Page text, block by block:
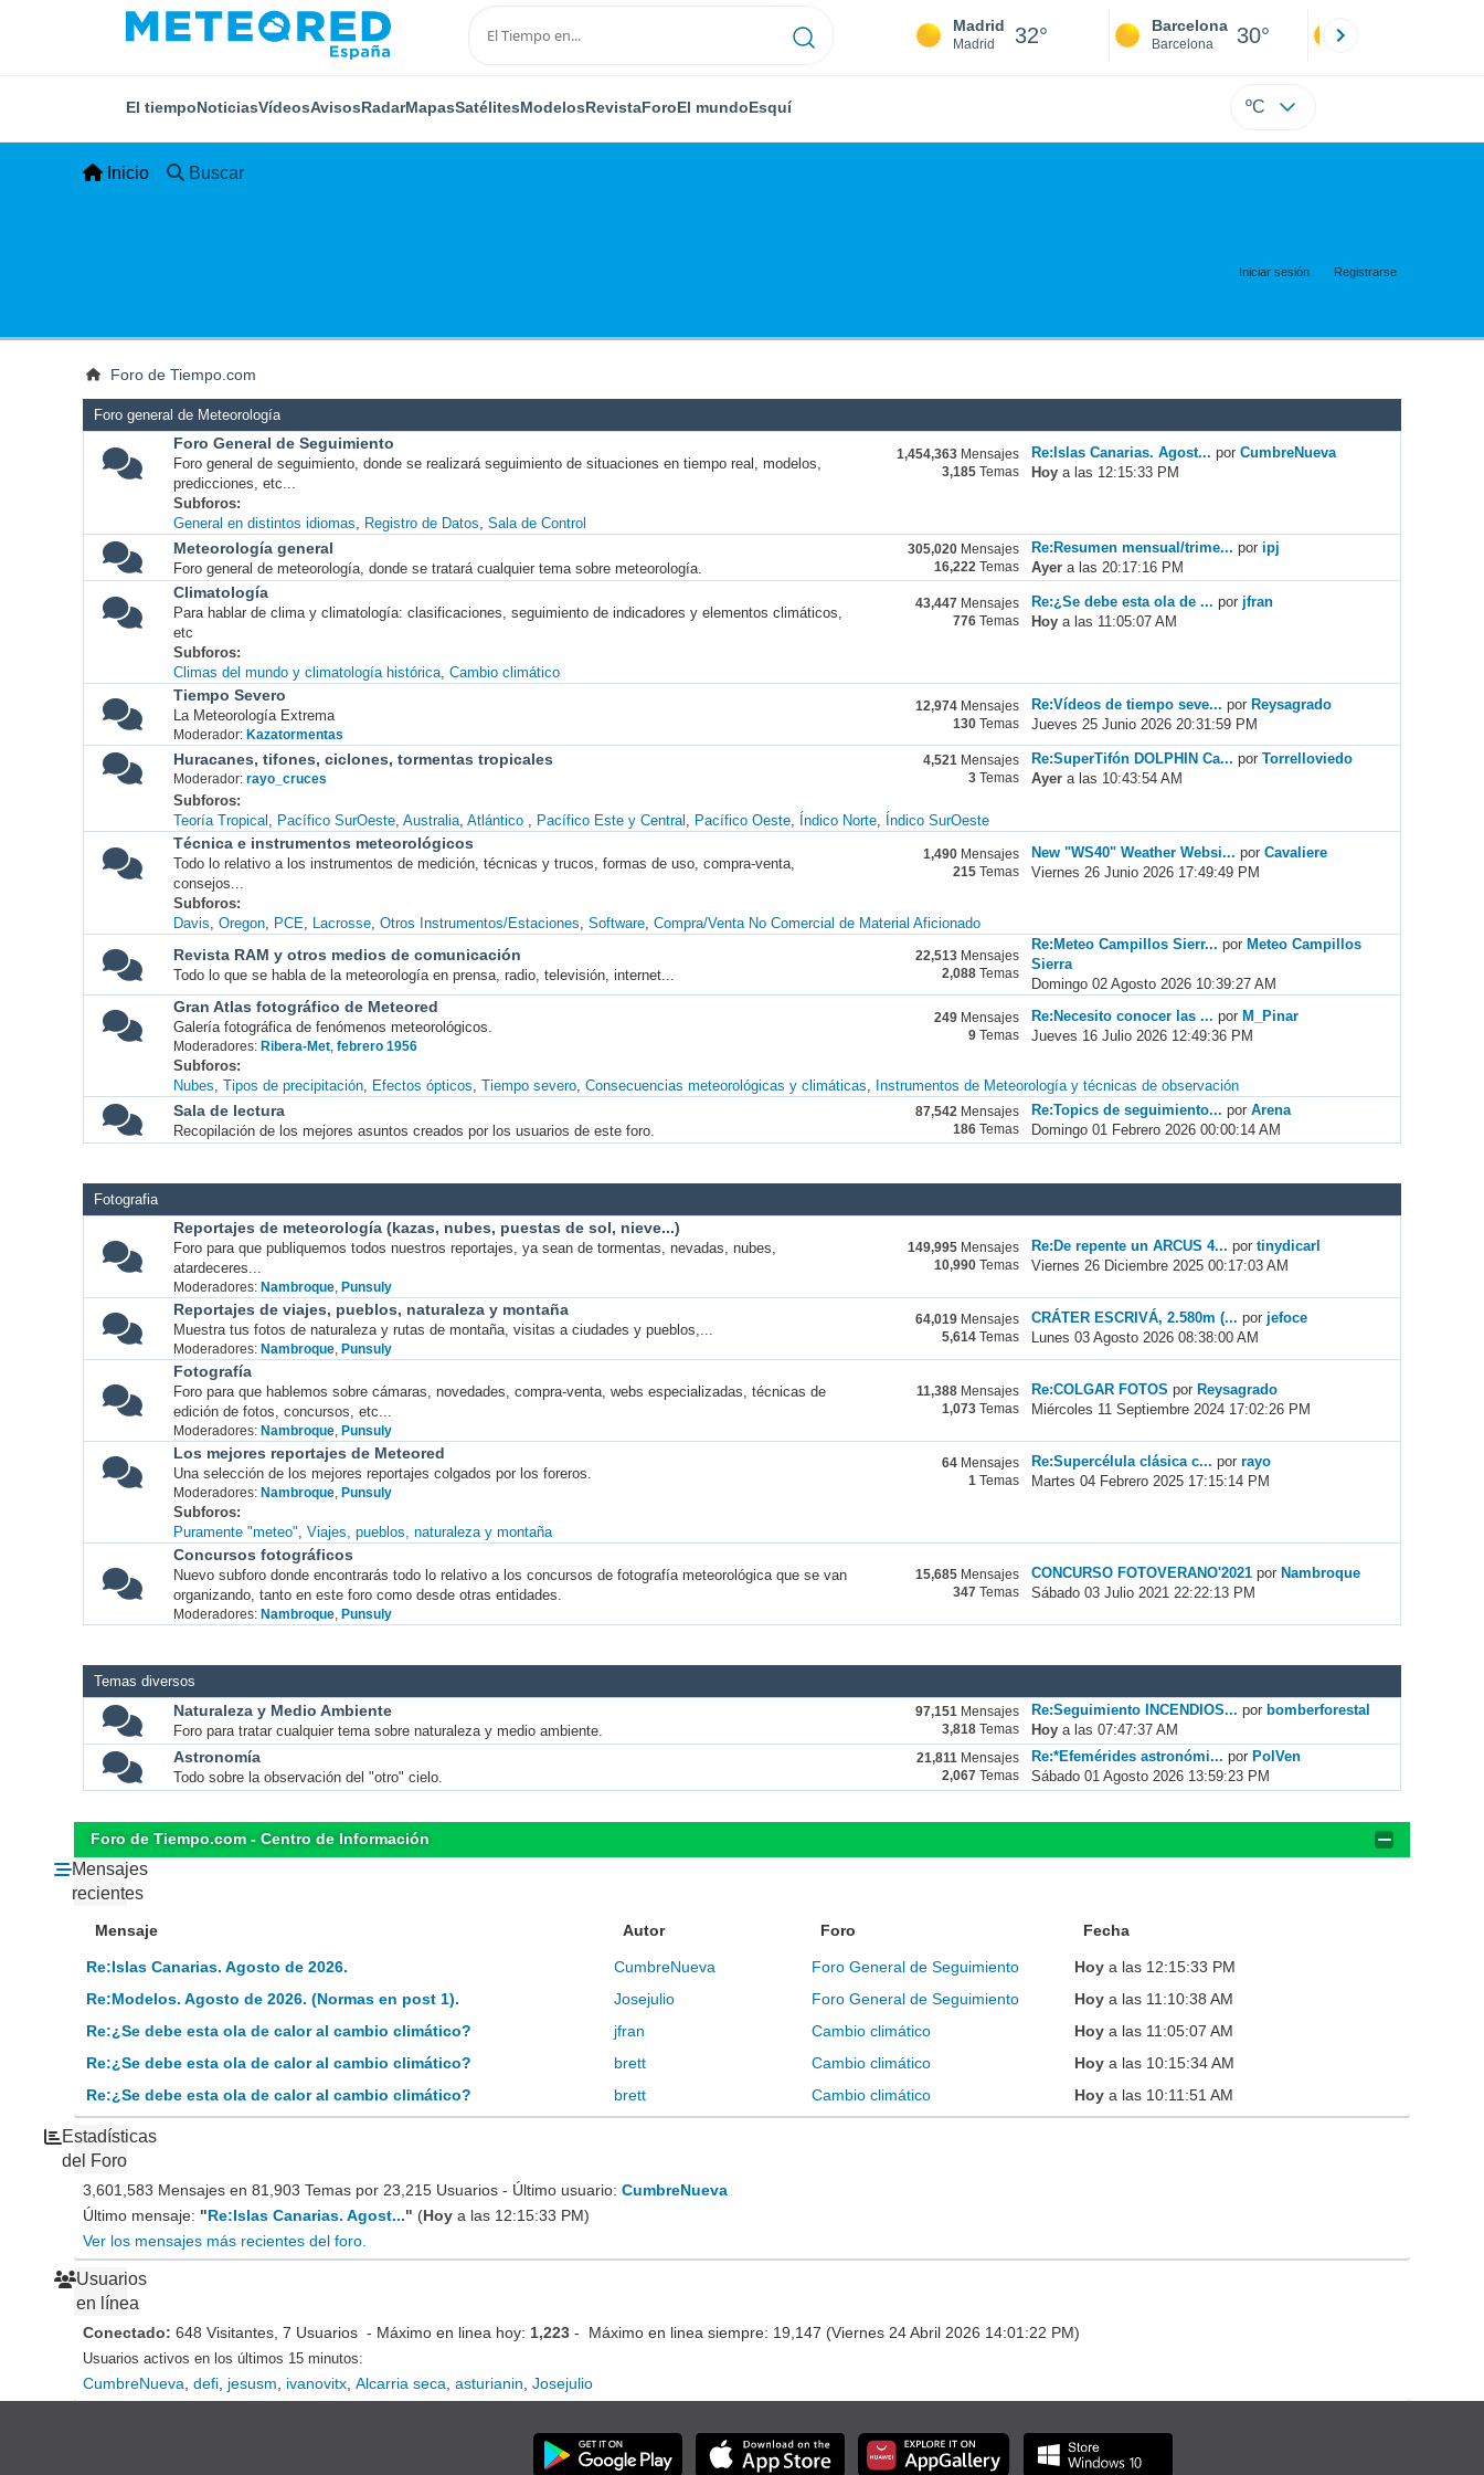
Madrid
Madrid 32° Barcelona
Barcelona 30°
El tiempoNoticiasVídeosAvisosRadarMapasSatélitesModelosRevistaForoEl mundoEsquí ºC
Inicio Buscar
Iniciar sesión Registrarse
Foro de Tiempo.com
Foro general de Meteorología
Foro General de Seguimiento
Foro general de seguimiento, donde se realizará seguimiento de situaciones en tiempo real, modelos,
predicciones, etc...
1,454,363 Mensajes
3,185 Temas
Re:Islas Canarias. Agost... porCumbreNueva
Hoy a las 12:15:33 PM
Subforos
General en distintos idiomas
Registro de Datos Sala de Control
Meteorología general
Foro general de meteorología, donde se tratará cualquier tema sobre meteorología.
305,020 Mensajes
16,222 Temas
Re:Resumen mensual/trime... poripj
Ayer a las 20:17:16 PM
Climatología
Para hablar de clima y climatología: clasificaciones, seguimiento de indicadores y elementos climáticos,
etc
43,447 Mensajes
776 Temas
Re:¿Se debe esta ola de ... por jfran
Hoy a las 11:05:07 AM
Subforos
Climas del mundo y climatología histórica Cambio climático
Tiempo Severo
La Meteorología Extrema
Moderador: Kazatormentas
12,974 Mensajes
130 Temas
Re:Vídeos de tiempo seve... porReysagrado
Jueves 25 Junio 2026 20:31:59 PM
Huracanes, tifones, ciclones, tormentas tropicales
Moderador: rayo_cruces
4,521 Mensajes
3 Temas
Re:SuperTifón DOLPHIN Ca... porTorrelloviedo
Ayer a las 10:43:54 AM
Subforos
Teoría Tropical
Pacífico SurOeste Australia Atlántico Pacífico Este y Central Pacífico Oeste Índico Norte Índico SurOeste
Técnica e instrumentos meteorológicos
Todo lo relativo a los instrumentos de medición, técnicas y trucos, formas de uso, compra-venta,
consejos...
1,490 Mensajes
215 Temas
New "WS40" Weather Websi... porCavaliere
Viernes 26 Junio 2026 17:49:49 PM
Subforos
Davis Oregon PCE Lacrosse Otros Instrumentos/Estaciones Software Compra/Venta No Comercial de Material Aficionado
Revista RAM y otros medios de comunicación
Todo lo que se habla de la meteorología en prensa, radio, televisión, internet...
22,513 Mensajes
2,088 Temas
Re:Meteo Campillos Sierr... por Meteo Campillos
Sierra
Domingo 02 Agosto 2026 10:39:27 AM
Gran Atlas fotográfico de Meteored
Galería fotográfica de fenómenos meteorológicos.
Moderadores: Ribera-Met, febrero 1956
249 Mensajes
9 Temas
Re:Necesito conocer las ... porM_Pinar
Jueves 16 Julio 2026 12:49:36 PM
Subforos
Nubes Tipos de precipitación Efectos ópticos Tiempo severo Consecuencias meteorológicas y climáticas Instrumentos de Meteorología y técnicas de observación
Sala de lectura
Recopilación de los mejores asuntos creados por los usuarios de este foro.
87,542 Mensajes
186 Temas
Re:Topics de seguimiento... porArena
Domingo 01 Febrero 2026 00:00:14 AM
Fotografia
Reportajes de meteorología (kazas, nubes, puestas de sol, nieve...)
Foro para que publiquemos todos nuestros reportajes, ya sean de tormentas, nevadas, nubes,
atardeceres...
Moderadores: Nambroque, Punsuly
149,995 Mensajes
10,990 Temas
Re:De repente un ARCUS 4... portinydicarl
Viernes 26 Diciembre 2025 00:17:03 AM
Reportajes de viajes, pueblos, naturaleza y montaña
Muestra tus fotos de naturaleza y rutas de montaña, visitas a ciudades y pueblos,...
Moderadores: Nambroque, Punsuly
64,019 Mensajes
5,614 Temas
CRÁTER ESCRIVÁ, 2.580m (... por jefoce
Lunes 03 Agosto 2026 08:38:00 AM
Fotografía
Foro para que hablemos sobre cámaras, novedades, compra-venta, webs especializadas, técnicas de
edición de fotos, concursos, etc...
Moderadores: Nambroque, Punsuly
11,388 Mensajes
1,073 Temas
Re:COLGAR FOTOS por Reysagrado
Miércoles 11 Septiembre 2024 17:02:26 PM
Los mejores reportajes de Meteored
Una selección de los mejores reportajes colgados por los foreros.
Moderadores: Nambroque, Punsuly
64 Mensajes
1 Temas
Re:Supercélula clásica c... porrayo
Martes 04 Febrero 2025 17:15:14 PM
Subforos
Puramente "meteo" Viajes, pueblos, naturaleza y montaña
Concursos fotográficos
Nuevo subforo donde encontrarás todo lo relativo a los concursos de fotografía meteorológica que se van
organizando, tanto en este foro como desde otras entidades.
Moderadores: Nambroque, Punsuly
15,685 Mensajes
347
Temas
CONCURSO FOTOVERANO'2021 por Nambroque
Sábado 03 Julio 2021 22:22:13 PM
Temas diversos
Naturaleza y Medio Ambiente
Foro para tratar cualquier tema sobre naturaleza y medio ambiente.
97,151 Mensajes
3,818 Temas
Re:Seguimiento INCENDIOS... por bomberforestal
Hoy a las 07:47:37 AM
Astronomía
Todo sobre la observación del "otro" cielo.
21,811 Mensajes
2,067
Temas
Re:*Efemérides astronómi... por PolVen
Sábado 01 Agosto 2026 13:59:23 PM
Foro de Tiempo.com - Centro de Información
Mensajes
recientes
Mensaje Autor Foro Fecha
Re:Islas Canarias. Agosto de 2026. CumbreNueva Foro General de Seguimiento Hoy a las 12:15:33 PM
Re:Modelos. Agosto de 2026. (Normas en post 1).
Josejulio Foro General de Seguimiento Hoy a las 11:10:38 AM
Re:¿Se debe esta ola de calor al cambio climático?
jfran Cambio climático Hoy a las 11:05:07 AM
Re:¿Se debe esta ola de calor al cambio climático?
brett Cambio climático Hoy a las 10:15:34 AM
Re:¿Se debe esta ola de calor al cambio climático?
brett Cambio climático Hoy a las 10:11:51 AM
Estadísticas
del Foro
3,601,583 Mensajes en 81,903 Temas por 23,215 Usuarios - Último usuario:CumbreNueva
Último mensaje: "Re:Islas Canarias. Agost..." (Hoy a las 12:15:33 PM)
Ver los mensajes más recientes del foro.
Usuarios
en línea
Conectado:648 Visitantes, 7 Usuarios - Máximo en linea hoy: 1,223 - Máximo en linea siempre: 19,147 (Viernes 24 Abril 2026 14:01:22 PM)
Usuarios activos en los últimos 15 minutos:
CumbreNueva ,defi jesusm ivanovitx ,Alcarria seca ,asturianin ,Josejulio